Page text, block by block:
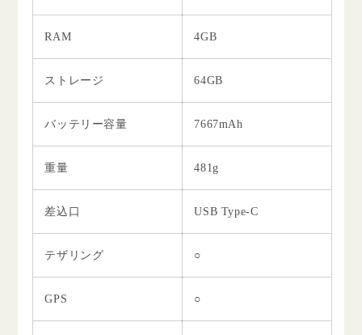
RAM 4GB
ストレージ 64GB
バッテリー容量 7667mAh
重量 481g
差込口 USB Type-C
テザリング ○
GPS ○